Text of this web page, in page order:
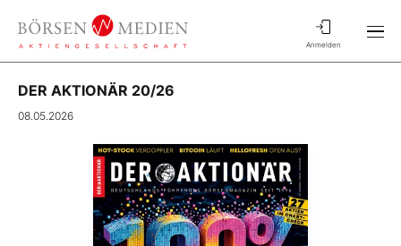
Anmelden
DER AKTIONÄR 20/26
08.05.2026